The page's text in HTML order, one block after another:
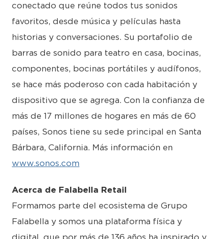
conectado que reúne todos tus sonidos
favoritos, desde música y películas hasta
historias y conversaciones. Su portafolio de
barras de sonido para teatro en casa, bocinas,
componentes, bocinas portátiles y audífonos,
se hace más poderoso con cada habitación y
dispositivo que se agrega. Con la confianza de
más de 17 millones de hogares en más de 60
países, Sonos tiene su sede principal en Santa
Bárbara, California. Más información en
www.sonos.com
Acerca de Falabella Retail
Formamos parte del ecosistema de Grupo
Falabella y somos una plataforma física y